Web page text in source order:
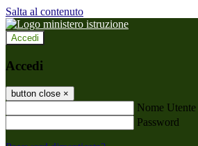
Salta al contenuto
Accedi
Accedi
button close ×
Nome Utente
Password